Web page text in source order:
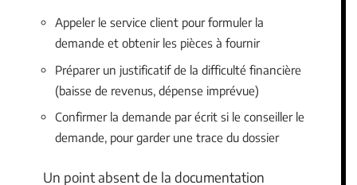
Appeler le service client pour formuler la
demande et obtenir les pièces à fournir
Préparer un justificatif de la difficulté financière
(baisse de revenus, dépense imprévue)
Confirmer la demande par écrit si le conseiller le
demande, pour garder une trace du dossier
Un point absent de la documentation